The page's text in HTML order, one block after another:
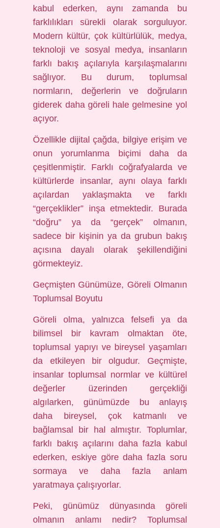
kabul ederken, aynı zamanda bu
farklılıkları sürekli olarak sorguluyor.
Modern kültür, çok kültürlülük, medya,
teknoloji ve sosyal medya, insanların
farklı bakış açılarıyla karşılaşmalarını
sağlıyor. Bu durum, toplumsal
normların, değerlerin ve doğruların
giderek daha göreli hale gelmesine yol
açıyor.
Özellikle dijital çağda, bilgiye erişim ve
onun yorumlanma biçimi daha da
çeşitlenmiştir. Farklı coğrafyalarda ve
kültürlerde insanlar, aynı olaya farklı
açılardan yaklaşmakta ve farklı
“gerçeklikler” inşa etmektedir. Burada
“doğru” ya da “gerçek” olmanın,
sadece bir kişinin ya da grubun bakış
açısına dayalı olarak şekillendiğini
görmekteyiz.
Geçmişten Günümüze, Göreli Olmanın
Toplumsal Boyutu
Göreli olma, yalnızca felsefi ya da
bilimsel bir kavram olmaktan öte,
toplumsal yapıyı ve bireysel yaşamları
da etkileyen bir olgudur. Geçmişte,
insanlar toplumsal normlar ve kültürel
değerler üzerinden gerçekliği
algılarken, günümüzde bu anlayış
daha bireysel, çok katmanlı ve
bağlamsal bir hal almıştır. Toplumlar,
farklı bakış açılarını daha fazla kabul
ederken, eskiye göre daha fazla soru
sormaya ve daha fazla anlam
yaratmaya çalışıyorlar.
Peki, günümüz dünyasında göreli
olmanın anlamı nedir? Toplumsal